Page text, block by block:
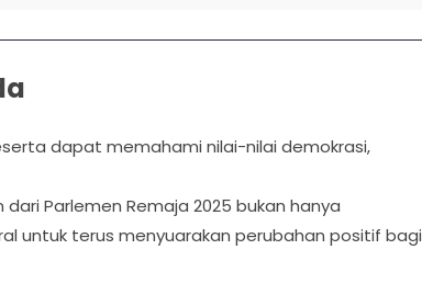
dapat memahami nilai-nilai demokrasi,
Parlemen Remaja 2025 bukan hanya
untuk terus menyuarakan perubahan positif bagi